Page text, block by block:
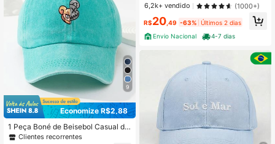
9
Economize R$2,88
1 Peça Boné de Beisebol Casual de
Moda Lavado Ajustável com Estam
Clientes recorrentes
6,2k+ vendido
(1000+)
R$20 ,49 -63% Últimos 2 dias
Envio Nacional
4-7 dias